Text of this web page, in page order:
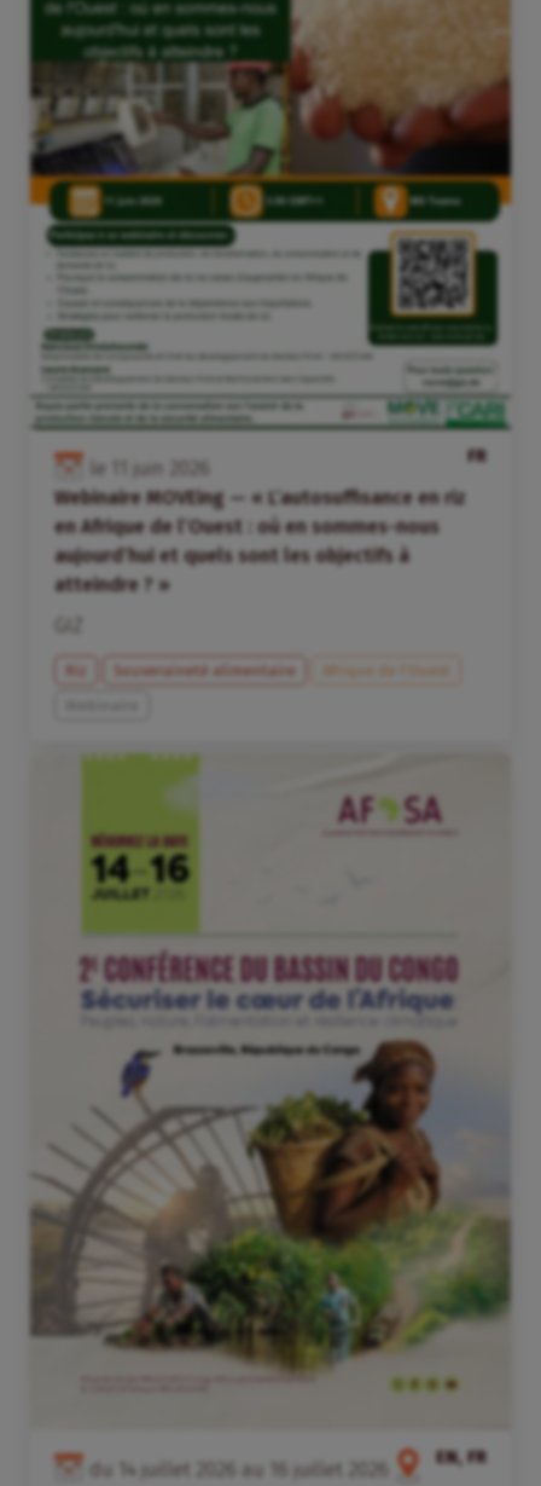
FR
le juin
Webinaire MOVEing — « L’autosuffisance en riz
en Afrique de l’Ouest : où en sommes-nous
aujourd’hui et quels sont les objectifs à
atteindre ? »
Souveraineté alimentaire
Afrique de l’Ouest
EN, FR
du 14 juillet au juillet